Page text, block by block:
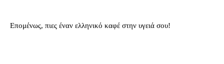
Επομένως, πιες έναν ελληνικό καφέ στην υγειά σου!